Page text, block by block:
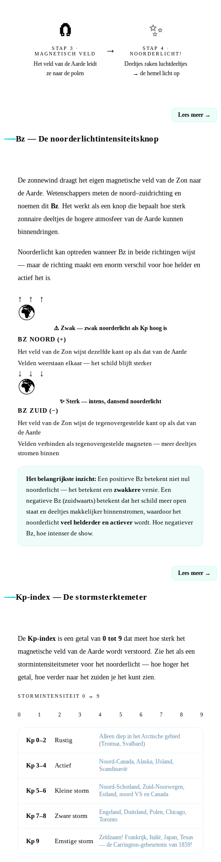
🧲
STAP 3 ·
MAGNETISCH VELD
Het veld van de Aarde leidt
ze naar de polen
→
✨
STAP 4 ·
NOORDERLICHT!
Deeltjes raken luchtdeeltjes
→ de hemel licht op
Lees meer →
Bz — De noorderlichtintensiteitsknop
De zonnewind draagt het eigen magnetische veld van de Zon naar
de Aarde. Wetenschappers meten de noord–zuidrichting en
noemen dit Bz. Het werkt als een knop die bepaalt hoe sterk
zonnaire deeltjes de hogere atmosfeer van de Aarde kunnen
binnendringen.
Noorderlicht kan optreden wanneer Bz in beide richtingen wijst
— maar de richting maakt een enorm verschil voor hoe helder en
actief het is.
↑ ↑ ↑
🌍
⚠️ Zwak — zwak noorderlicht als Kp hoog is
BZ NOORD (+)
Het veld van de Zon wijst dezelfde kant op als dat van de Aarde
Velden weerstaan elkaar — het schild blijft sterker
↓ ↓ ↓
🌍
✨ Sterk — intens, dansend noorderlicht
BZ ZUID (−)
Het veld van de Zon wijst de tegenovergestelde kant op als dat van
de Aarde
Velden verbinden als tegenovergestelde magneten — meer deeltjes
stromen binnen
Het belangrijkste inzicht: Een positieve Bz betekent niet nul
noorderlicht — het betekent een zwakkere versie. Een
negatieve Bz (zuidwaarts) betekent dat het schild meer open
staat en deeltjes makkelijker binnenstromen, waardoor het
noorderlicht veel helderder en actiever wordt. Hoe negatiever
Bz, hoe intenser de show.
Lees meer →
Kp-index — De stormsterktemeter
De Kp-index is een getal van 0 tot 9 dat meet hoe sterk het
magnetische veld van de Aarde wordt verstoord. Zie het als een
stormintensiteitsmeter voor het noorderlicht — hoe hoger het
getal, hoe verder naar het zuiden je het kunt zien.
STORMINTENSITEIT 0 → 9
0 1 2 3 4 5 6 7 8 9
Kp 0–2 Rustig
Alleen diep in het Arctische gebied
(Tromsø, Svalbard)
Kp 3–4 Actief
Noord-Canada, Alaska, IJsland,
Scandinavië
Kp 5–6 Kleine storm
Noord-Schotland, Zuid-Noorwegen,
Estland, noord VS en Canada
Kp 7–8 Zware storm
Engeland, Duitsland, Polen, Chicago,
Toronto
Kp 9 Ernstige storm
Zeldzaam! Frankrijk, Italië, Japan, Texas
— de Carrington-gebeurtenis van 1859!